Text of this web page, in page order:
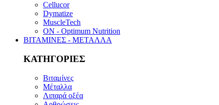
Cellucor
Dymatize
MuscleTech
ON - Optimum Nutrition
ΒΙΤΑΜΙΝΕΣ - ΜΕΤΑΛΛΑ
ΚΑΤΗΓΟΡΙΕΣ
Βιταμίνες
Μέταλλα
Λιπαρά οξέα